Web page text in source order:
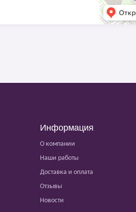
Информация
О компании
Наши работы
Доставка и оплата
Отзывы
Новости